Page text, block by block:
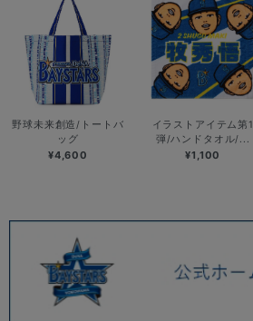
野球未来創造/トートバ
ッグ
¥4,600
イラストアイテム第1
弾/ハンドタオル/...
¥1,100